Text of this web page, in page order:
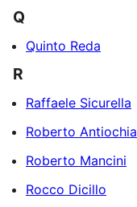
Q
Quinto Reda
R
Raffaele Sicurella
Roberto Antiochia
Roberto Mancini
Rocco Dicillo